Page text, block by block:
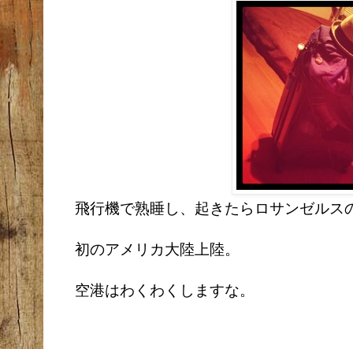
飛行機で熟睡し、起きたらロサンゼルス
初のアメリカ大陸上陸。
空港はわくわくしますな。